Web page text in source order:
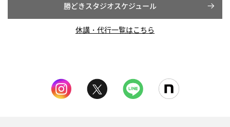
勝どきスタジオスケジュール
休講・代行一覧はこちら